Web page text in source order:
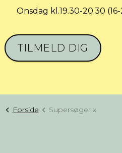
Onsdag kl.19.30-20.30 (16-
TILMELD DIG
Forside Supersøger x